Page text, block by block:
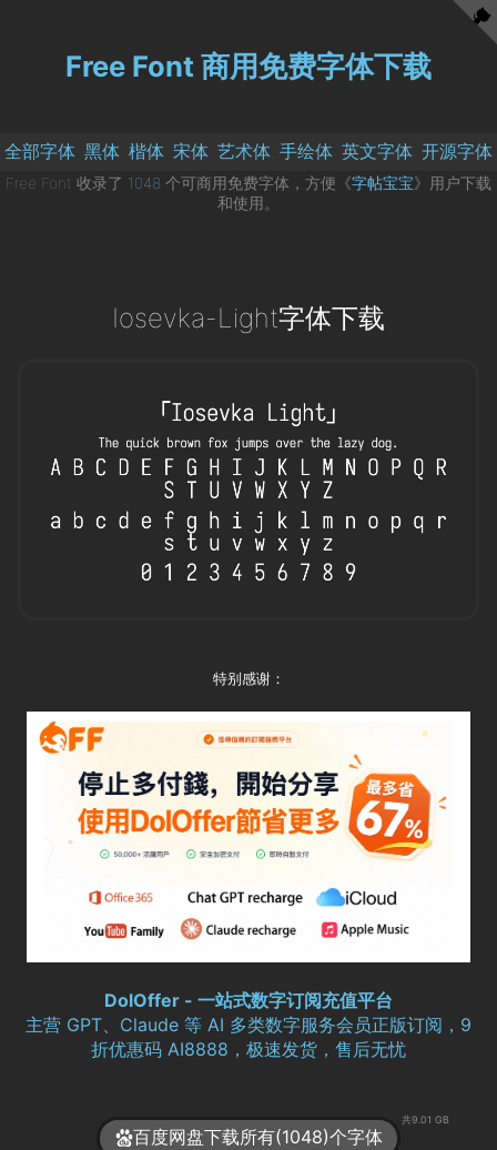
Free Font 商用免费字体下载
全部字体 黑体 楷体 宋体 艺术体 手绘体 英文字体 开源字体
Free Font 收录了 1048 个可商用免费字体，方便《字帖宝宝》用户下载
和使用。
Iosevka-Light字体下载
特别感谢：
DolOffer - 一站式数字订阅充值平台
主营 GPT、Claude 等 AI 多类数字服务会员正版订阅，9
折优惠码 AI8888，极速发货，售后无忧
百度网盘下载所有(1048)个字体
共9.01 GB